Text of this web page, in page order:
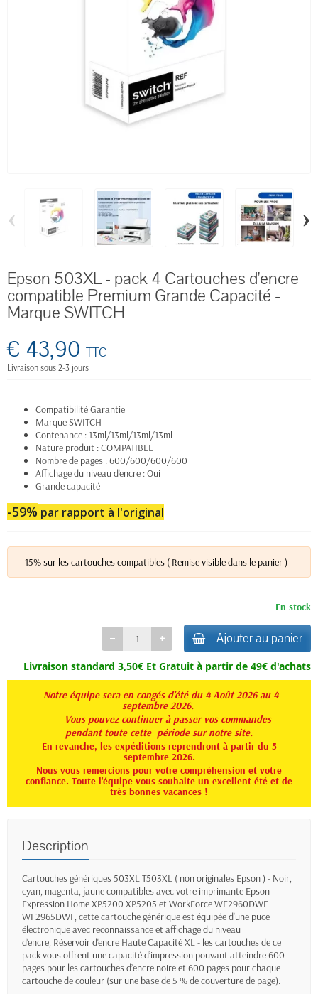
‹ ›
Epson 503XL - pack 4 Cartouches d'encre
compatible Premium Grande Capacité -
Marque SWITCH
€ 43,90 TTC
Livraison sous 2-3 jours
Compatibilité Garantie
Marque SWITCH
Contenance : 13ml/13ml/13ml/13ml
Nature produit : COMPATIBLE
Nombre de pages : 600/600/600/600
Affichage du niveau d'encre : Oui
Grande capacité
-59% par rapport à l'original
-15% sur les cartouches compatibles ( Remise visible dans le panier )
En stock
Ajouter au panier
Livraison standard 3,50€ Et Gratuit à partir de 49€ d'achats
Notre équipe sera en congés d'été du 4 Août 2026 au 4
septembre 2026.
Vous pouvez continuer à passer vos commandes
pendant toute cette période sur notre site.
En revanche, les expéditions reprendront à partir du 5
septembre 2026.
Nous vous remercions pour votre compréhension et votre
confiance. Toute l'équipe vous souhaite un excellent été et de
très bonnes vacances !
Description
Cartouches génériques 503XL T503XL ( non originales Epson ) - Noir,
cyan, magenta, jaunecompatibles avec votre imprimante Epson
Expression Home XP5200 XP5205 et WorkForce WF2960DWF
WF2965DWF, cettecartouche générique est équipée d'une puce
électronique avec reconnaissance et affichage du niveau
d'encre, Réservoir d'encre Haute Capacité XL - les cartouches de ce
pack vous offrent une capacité d’impression pouvant atteindre 600
pages pour les cartouches d’encre noire et 600 pages pour chaque
cartouche de couleur (sur une base de 5 % de couverture de page).